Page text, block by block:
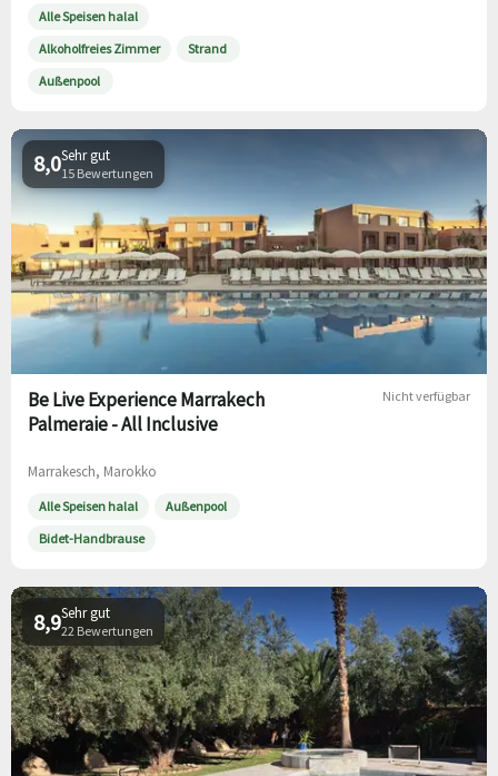
Alle Speisen halal
Alkoholfreies Zimmer
Strand
Außenpool
Sehr gut
15 Bewertungen
8,0
Be Live Experience Marrakech
Palmeraie - All Inclusive
Marrakesch, Marokko
Alle Speisen halal
Außenpool
Bidet-Handbrause
Nicht verfügbar
Sehr gut
22 Bewertungen
8,9